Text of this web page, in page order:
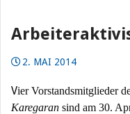
2. MAI 2014
Vier Vorstandsmitglieder
Karegaran sind am 30.